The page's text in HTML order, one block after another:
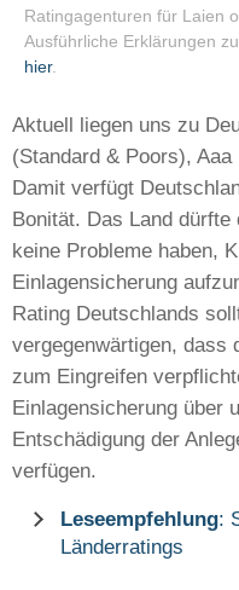
Ratingagenturen für Laien
Ausführliche Erklärungen
hier.
Aktuell liegen uns zu
(Standard & Poors),
Damit verfügt
Bonität. Das Land
keine Probleme haben,
Einlagensicherung
Rating Deutschlands
vergegenwärtigen, dass
zum Eingreifen
Einlagensicherung über
Entschädigung der
verfügen.
Leseempfehlung:
Länderratings